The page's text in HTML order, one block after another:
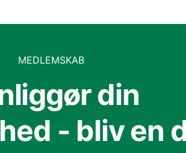
MEDLEMSKAB
din
- bliv en